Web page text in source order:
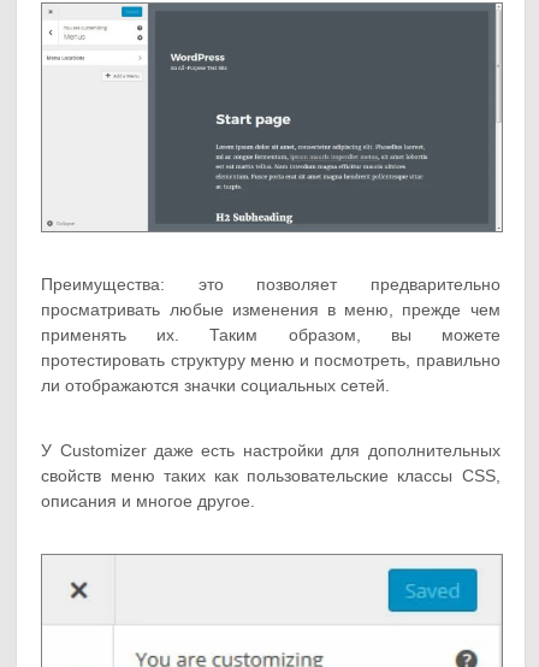
Преимущества: это позволяет предварительно
просматривать любые изменения в меню, прежде чем
применять их. Таким образом, вы можете
протестировать структуру меню и посмотреть, правильно
ли отображаются значки социальных сетей.
У Customizer даже есть настройки для дополнительных
свойств меню таких как пользовательские классы CSS,
описания и многое другое.